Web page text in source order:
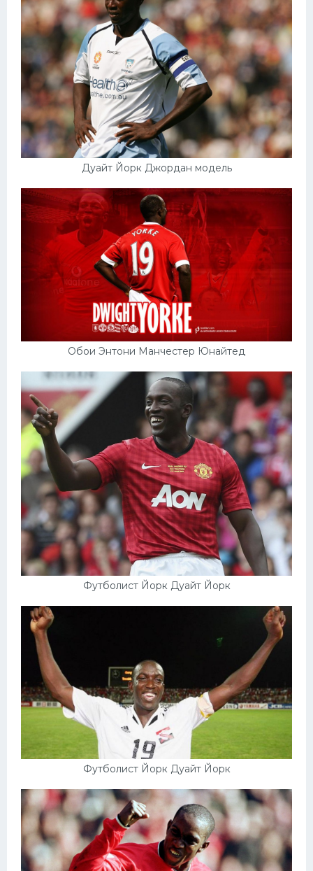
Дуайт Йорк Джордан модель
Обои Энтони Манчестер Юнайтед
Футболист Йорк Дуайт Йорк
Футболист Йорк Дуайт Йорк